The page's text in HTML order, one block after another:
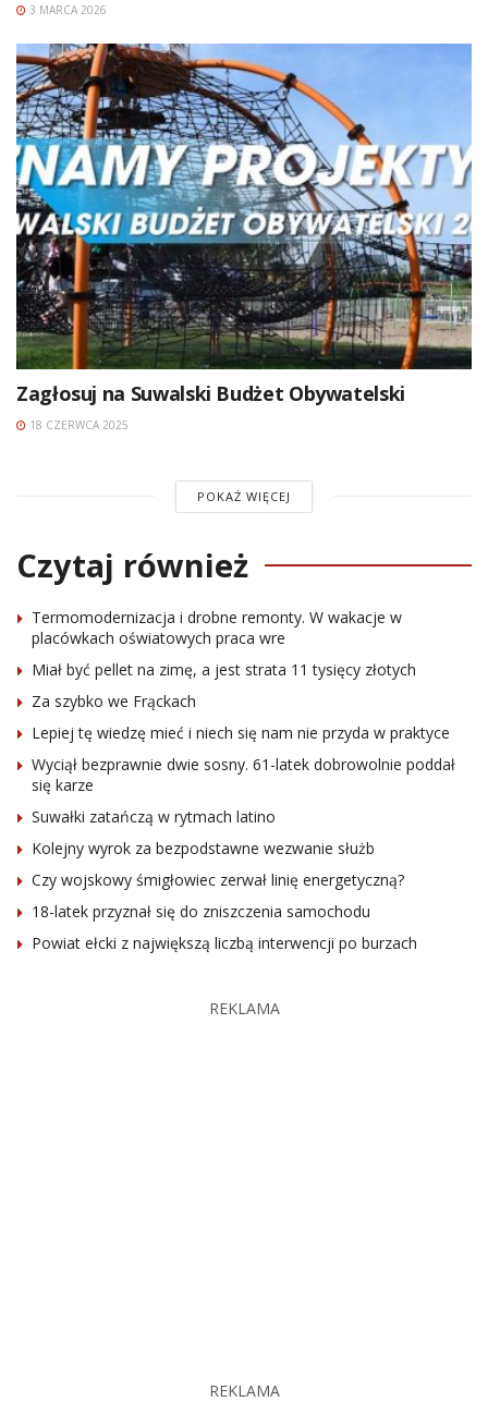
3 MARCA 2026
Zagłosuj na Suwalski Budżet Obywatelski
18 CZERWCA 2025
POKAŻ WIĘCEJ
Czytaj również
Termomodernizacja i drobne remonty. W wakacje w
placówkach oświatowych praca wre
Miał być pellet na zimę, a jest strata 11 tysięcy złotych
Za szybko we Frąckach
Lepiej tę wiedzę mieć i niech się nam nie przyda w praktyce
Wyciął bezprawnie dwie sosny. 61-latek dobrowolnie poddał
się karze
Suwałki zatańczą w rytmach latino
Kolejny wyrok za bezpodstawne wezwanie służb
Czy wojskowy śmigłowiec zerwał linię energetyczną?
18-latek przyznał się do zniszczenia samochodu
Powiat ełcki z największą liczbą interwencji po burzach
REKLAMA
REKLAMA